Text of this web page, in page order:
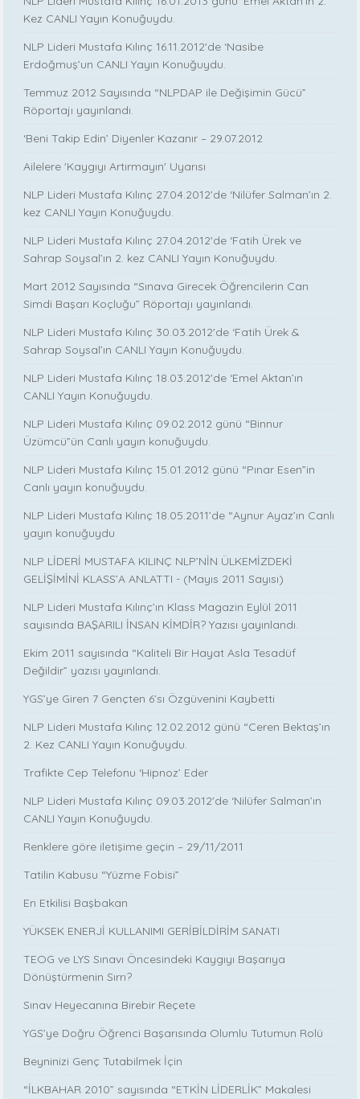
Kez CANLI Yayın Konuğuydu.
NLP Lideri Mustafa Kılınç 16.11.2012'de ‘Nasibe
Erdoğmuş’un CANLI Yayın Konuğuydu.
Temmuz 2012 Sayısında “NLPDAP ile Değişimin Gücü”
Röportajı yayınlandı.
‘Beni Takip Edin’ Diyenler Kazanır – 29.07.2012
Ailelere 'Kaygıyı Artırmayın' Uyarısı
NLP Lideri Mustafa Kılınç 27.04.2012'de ‘Nilüfer Salman’ın 2.
kez CANLI Yayın Konuğuydu.
NLP Lideri Mustafa Kılınç 27.04.2012'de ‘Fatih Ürek ve
Sahrap Soysal’ın 2. kez CANLI Yayın Konuğuydu.
Mart 2012 Sayısında “Sınava Girecek Öğrencilerin Can
Simdi Başarı Koçluğu” Röportajı yayınlandı.
NLP Lideri Mustafa Kılınç 30.03.2012'de ‘Fatih Ürek &
Sahrap Soysal’ın CANLI Yayın Konuğuydu.
NLP Lideri Mustafa Kılınç 18.03.2012'de ‘Emel Aktan’ın
CANLI Yayın Konuğuydu.
NLP Lideri Mustafa Kılınç 09.02.2012 günü “Binnur
Üzümcü”ün Canlı yayın konuğuydu.
NLP Lideri Mustafa Kılınç 15.01.2012 günü “Pınar Esen”in
Canlı yayın konuğuydu.
NLP Lideri Mustafa Kılınç 18.05.2011’de “Aynur Ayaz’ın Canlı
yayın konuğuydu
NLP LİDERİ MUSTAFA KILINÇ NLP’NİN ÜLKEMİZDEKİ
GELİŞİMİNİ KLASS’A ANLATTI - (Mayıs 2011 Sayısı)
NLP Lideri Mustafa Kılınç’ın Klass Magazin Eylül 2011
sayısında BAŞARILI İNSAN KİMDİR? Yazısı yayınlandı.
Ekim 2011 sayısında “Kaliteli Bir Hayat Asla Tesadüf
Değildir” yazısı yayınlandı.
YGS’ye Giren 7 Gençten 6’sı Özgüvenini Kaybetti
NLP Lideri Mustafa Kılınç 12.02.2012 günü “Ceren Bektaş’ın
2. Kez CANLI Yayın Konuğuydu.
Trafikte Cep Telefonu ‘Hipnoz’ Eder
NLP Lideri Mustafa Kılınç 09.03.2012'de ‘Nilüfer Salman’ın
CANLI Yayın Konuğuydu.
Renklere göre iletişime geçin – 29/11/2011
Tatilin Kabusu “Yüzme Fobisi”
En Etkilisi Başbakan
YÜKSEK ENERJİ KULLANIMI GERİBİLDİRİM SANATI
TEOG ve LYS Sınavı Öncesindeki Kaygıyı Başarıya
Dönüştürmenin Sırrı?
Sınav Heyecanına Birebir Reçete
YGS’ye Doğru Öğrenci Başarısında Olumlu Tutumun Rolü
Beyninizi Genç Tutabilmek İçin
“İLKBAHAR 2010” sayısında “ETKİN LİDERLİK” Makalesi